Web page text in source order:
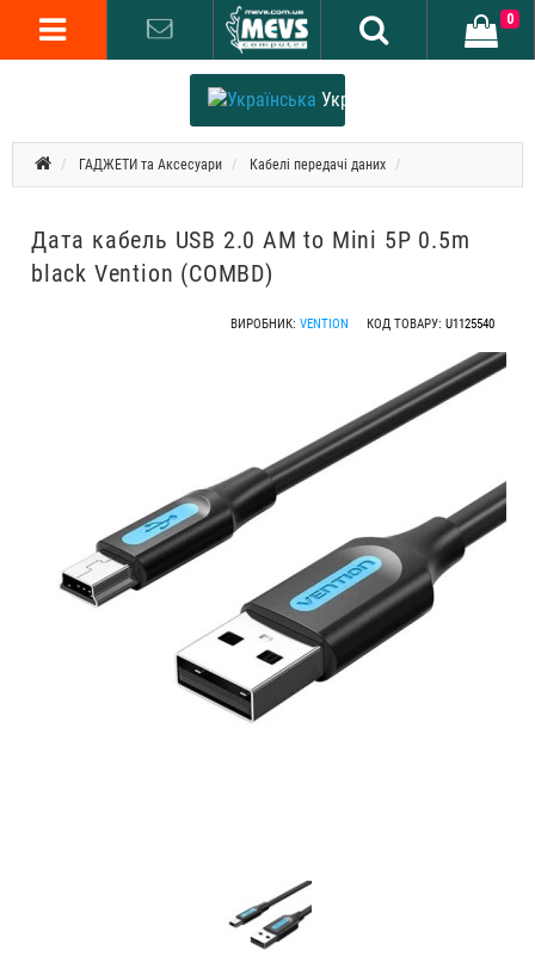
Українська
0
ГАДЖЕТИ та Аксесуари Кабелі передачі даних
Дата кабель USB 2.0 AM to Mini 5P 0.5m
black Vention (COMBD)
ВИРОБНИК: VENTION КОД ТОВАРУ: U1125540